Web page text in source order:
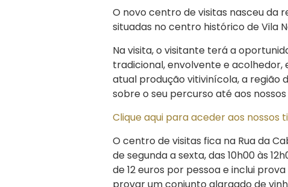
O novo centro de visitas nasceu da
situadas no centro histórico de Vila
Na visita, o visitante terá a
tradicional, envolvente e acolhedor,
atual produção vitivinícola, a região
sobre o seu percurso até aos
Clique aqui para aceder aos nossos
O centro de visitas fica na Rua da
de segunda a sexta, das 10h00 às
de 12 euros por pessoa e inclui